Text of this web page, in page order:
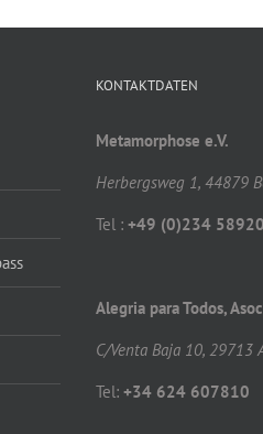
KONTAKTDATEN
Metamorphose e.V.
Herbergsweg 1, 44879
Tel : +49 (0)234
Alegria para Todos,
C/Venta Baja 10, 29713
Tel: +34 624 607810